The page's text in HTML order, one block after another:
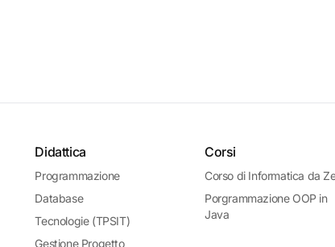
Didattica
Programmazione
Database
Tecnologie (TPSIT)
Gestione Progetto
Corsi
Corso di Informatica da
Porgrammazione OOP in
Java